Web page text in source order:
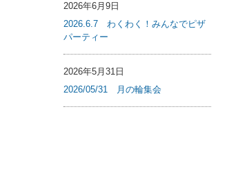
2026年6月9日
2026.6.7 わくわく！みんなでピザ
パーティー
2026年5月31日
2026/05/31 月の輪集会